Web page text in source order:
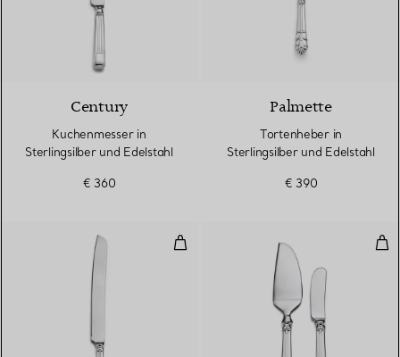
Century
Kuchenmesser in
Sterlingsilber und Edelstahl
€ 360
Palmette
Tortenheber in
Sterlingsilber und Edelstahl
€ 390
Kuchenmesser in Sterlingsilber